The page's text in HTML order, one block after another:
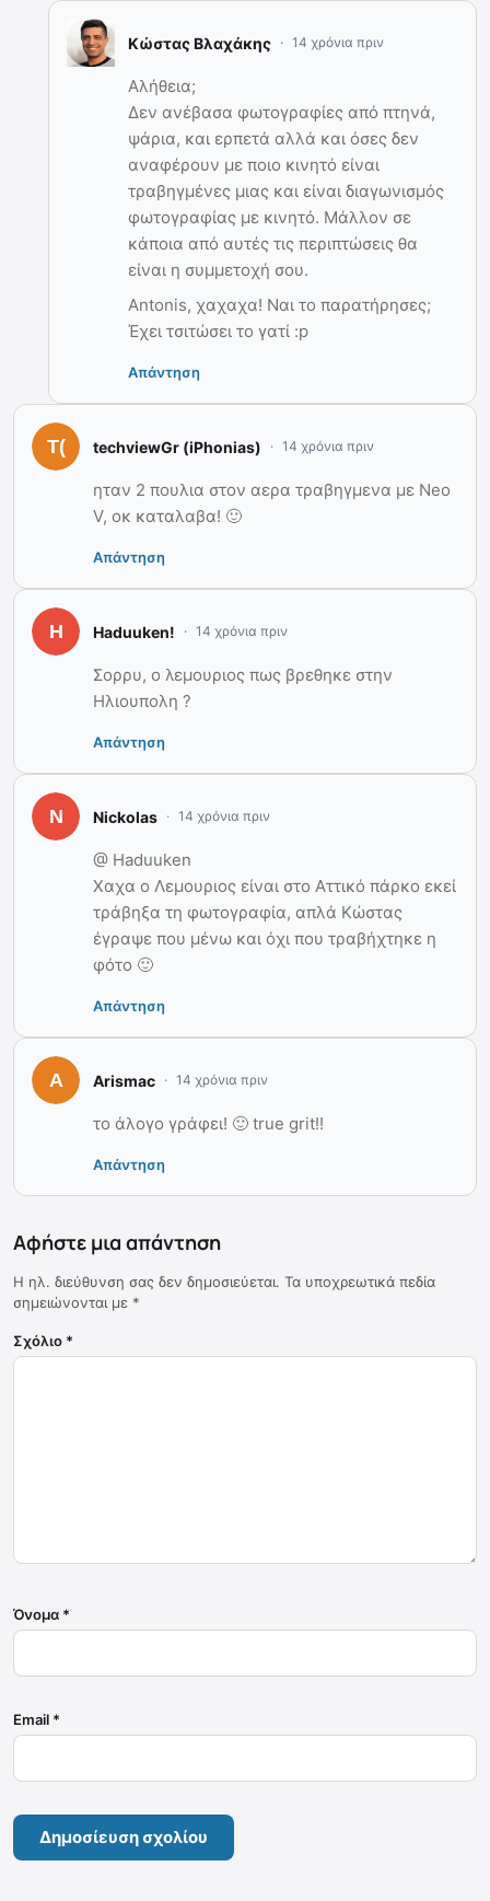
Κώστας Βλαχάκης 14 χρόνια πριν
Αλήθεια;
Δεν ανέβασα φωτογραφίες από πτηνά,
ψάρια, και ερπετά αλλά και όσες δεν
αναφέρουν με ποιο κινητό είναι
τραβηγμένες μιας και είναι διαγωνισμός
φωτογραφίας με κινητό. Μάλλον σε
κάποια από αυτές τις περιπτώσεις θα
είναι η συμμετοχή σου.
Antonis, χαχαχα! Ναι το παρατήρησες;
Έχει τσιτώσει το γατί :p
Απάντηση
techviewGr (iPhonias) 14 χρόνια πριν
ηταν 2 πουλια στον αερα τραβηγμενα με Neo
V, οκ καταλαβα! 🙂
Απάντηση
Haduuken! 14 χρόνια πριν
Σορρυ, ο λεμουριος πως βρεθηκε στην
Ηλιουπολη ?
Απάντηση
Nickolas 14 χρόνια πριν
@ Haduuken
Χαχα ο Λεμουριος είναι στο Αττικό πάρκο εκεί
τράβηξα τη φωτογραφία, απλά Κώστας
έγραψε που μένω και όχι που τραβήχτηκε η
φότο 🙂
Απάντηση
Arismac 14 χρόνια πριν
το άλογο γράφει! 🙂 true grit!!
Απάντηση
Αφήστε μια απάντηση
Η ηλ. διεύθυνση σας δεν δημοσιεύεται. Τα υποχρεωτικά πεδία
σημειώνονται με *
Σχόλιο *
Όνομα *
Email *